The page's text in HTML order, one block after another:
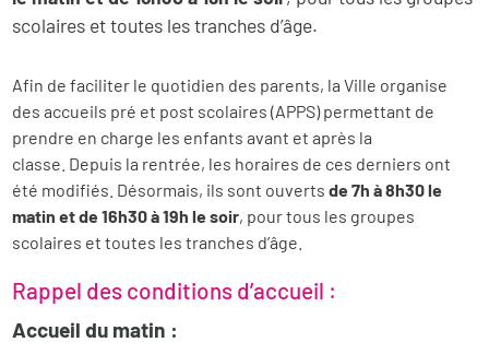
scolaires et toutes les tranches d’âge.
Afin de faciliter le quotidien des parents, la Ville organise
des accueils pré et post scolaires (APPS) permettant de
prendre en charge les enfants avant et après la
classe. Depuis la rentrée, les horaires de ces derniers ont
été modifiés. Désormais, ils sont ouvertsde 7h à 8h30 le
matin et de 16h30 à 19h le soir, pour tous les groupes
scolaires et toutes les tranches d’âge.
Rappel des conditions d’accueil :
Accueil du matin :